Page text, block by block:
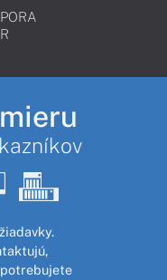
potrebujete